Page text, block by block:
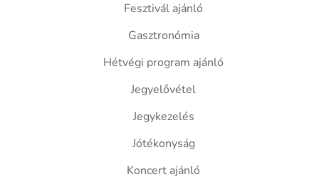
Fesztivál ajánló
Gasztronómia
Hétvégi program ajánló
Jegyelővétel
Jegykezelés
Jótékonyság
Koncert ajánló